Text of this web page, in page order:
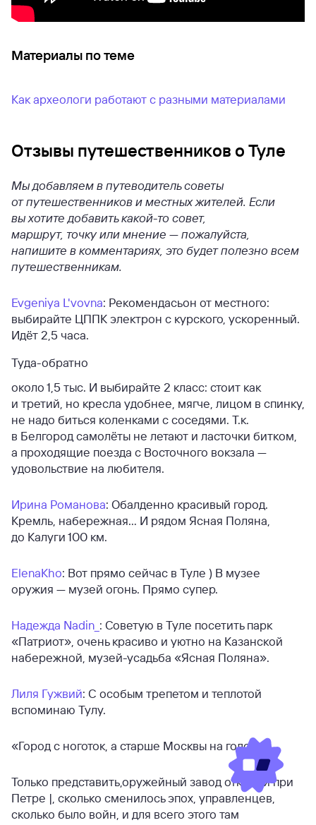
Материалы по теме
Как археологи работают с разными материалами
Отзывы путешественников о Туле
Мы добавляем в путеводитель советы
от путешественников и местных жителей. Если
вы хотите добавить какой-то совет,
маршрут, точку или мнение — пожалуйста,
напишите в комментариях, это будет полезно всем
путешественникам.
Evgeniya L'vovna: Рекомендасьон от местного:
выбирайте ЦППК электрон с курского, ускоренный.
Идёт 2,5 часа.
Туда-обратно
около 1,5 тыс. И выбирайте 2 класс: стоит как
и третий, но кресла удобнее, мягче, лицом в спинку,
не надо биться коленками с соседями. Т.к.
в Белгород самолёты не летают и ласточки битком,
а проходящие поезда с Восточного вокзала —
удовольствие на любителя.
Ирина Романова: Обалденно красивый город.
Кремль, набережная… И рядом Ясная Поляна,
до Калуги 100 км.
ElenaKho: Вот прямо сейчас в Туле ) В музее
оружия — музей огонь. Прямо супер.
Надежда Nadin_ : Советую в Туле посетить парк
«Патриот», очень красиво и уютно на Казанской
набережной, музей-усадьба «Ясная Поляна».
Лиля Гужвий: С особым трепетом и теплотой
вспоминаю Тулу.
«Город с ноготок, а старше Москвы на годок».
Только представить,оружейный завод открыли при
Петре |, сколько сменилось эпох, управленцев,
сколько было войн, и для всего этого там